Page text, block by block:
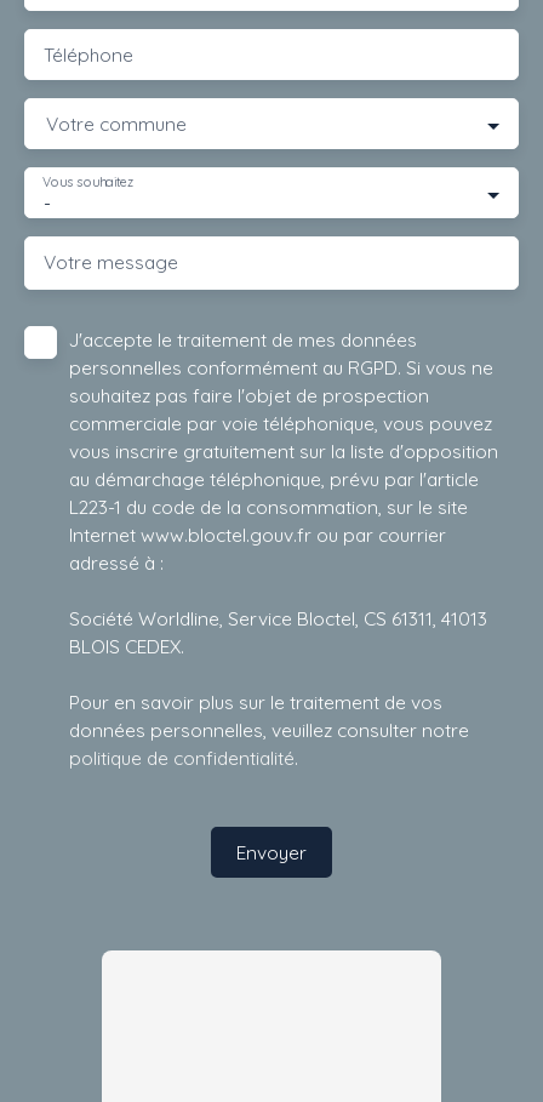
Téléphone
Votre commune
-
Vous souhaitez
Votre message
J'accepte le traitement de mes données
personnelles conformément au RGPD. Si vous ne
souhaitez pas faire l'objet de prospection
commerciale par voie téléphonique, vous pouvez
vous inscrire gratuitement sur la liste d'opposition
au démarchage téléphonique, prévu par l'article
L223-1 du code de la consommation, sur le site
Internet www.bloctel.gouv.fr ou par courrier
adressé à :
Société Worldline, Service Bloctel, CS 61311, 41013
BLOIS CEDEX.
Pour en savoir plus sur le traitement de vos
données personnelles, veuillez consulter notre
politique de confidentialité.
Envoyer